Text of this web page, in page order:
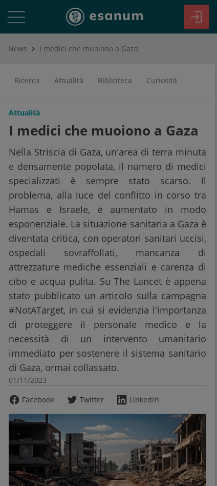
News I medici che muoiono a Gaza
Ricerca Attualità Biblioteca Curiosità
Attualità
I medici che muoiono a Gaza
Nella Striscia di Gaza, un'area di terra minuta
e densamente popolata, il numero di medici
specializzati è sempre stato scarso. Il
problema, alla luce del conflitto in corso tra
Hamas e Israele, è aumentato in modo
esponenziale. La situazione sanitaria a Gaza è
diventata critica, con operatori sanitari uccisi,
ospedali sovraffollati, mancanza di
attrezzature mediche essenziali e carenza di
cibo e acqua pulita. Su The Lancet è appena
stato pubblicato un articolo sulla campagna
#NotATarget, in cui si evidenzia l'importanza
di proteggere il personale medico e la
necessità di un intervento umanitario
immediato per sostenere il sistema sanitario
di Gaza, ormai collassato.
01/11/2023
Facebook
Twitter LinkedIn